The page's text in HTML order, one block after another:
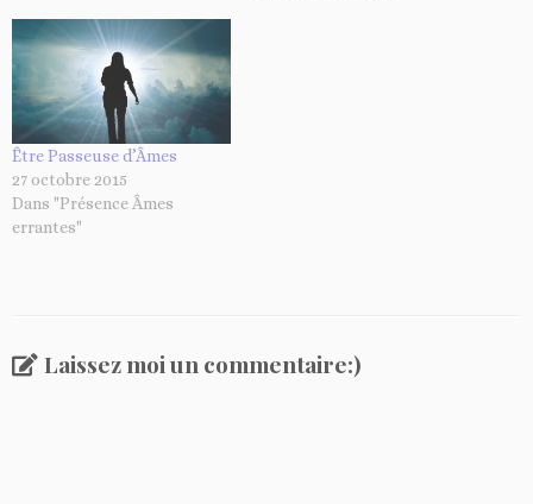
Être Passeuse d’Âmes
27 octobre 2015
Dans "Présence Âmes
errantes"
Laissez moi un commentaire:)